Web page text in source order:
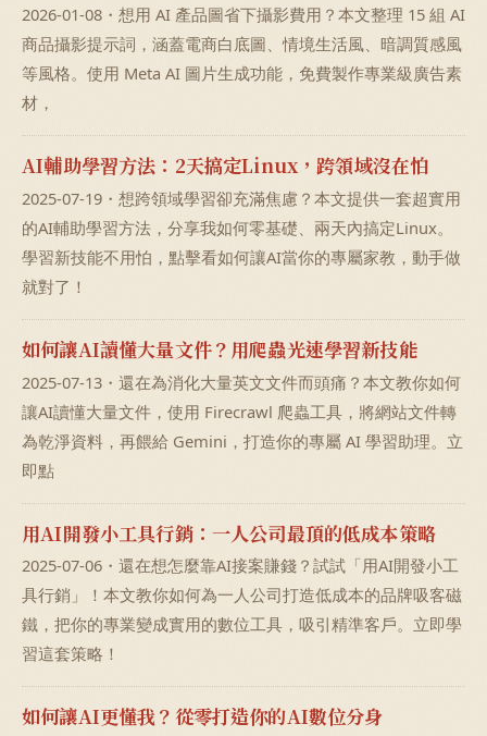
2026-01-08・想用 AI 產品圖省下攝影費用？本文整理 15 組 AI
商品攝影提示詞，涵蓋電商白底圖、情境生活風、暗調質感風
等風格。使用 Meta AI 圖片生成功能，免費製作專業級廣告素
材，
AI輔助學習方法：2天搞定Linux，跨領域沒在怕
2025-07-19・想跨領域學習卻充滿焦慮？本文提供一套超實用
的AI輔助學習方法，分享我如何零基礎、兩天內搞定Linux。
學習新技能不用怕，點擊看如何讓AI當你的專屬家教，動手做
就對了！
如何讓AI讀懂大量文件？用爬蟲光速學習新技能
2025-07-13・還在為消化大量英文文件而頭痛？本文教你如何
讓AI讀懂大量文件，使用 Firecrawl 爬蟲工具，將網站文件轉
為乾淨資料，再餵給 Gemini，打造你的專屬 AI 學習助理。立
即點
用AI開發小工具行銷：一人公司最頂的低成本策略
2025-07-06・還在想怎麼靠AI接案賺錢？試試「用AI開發小工
具行銷」！本文教你如何為一人公司打造低成本的品牌吸客磁
鐵，把你的專業變成實用的數位工具，吸引精準客戶。立即學
習這套策略！
如何讓AI更懂我？從零打造你的AI數位分身